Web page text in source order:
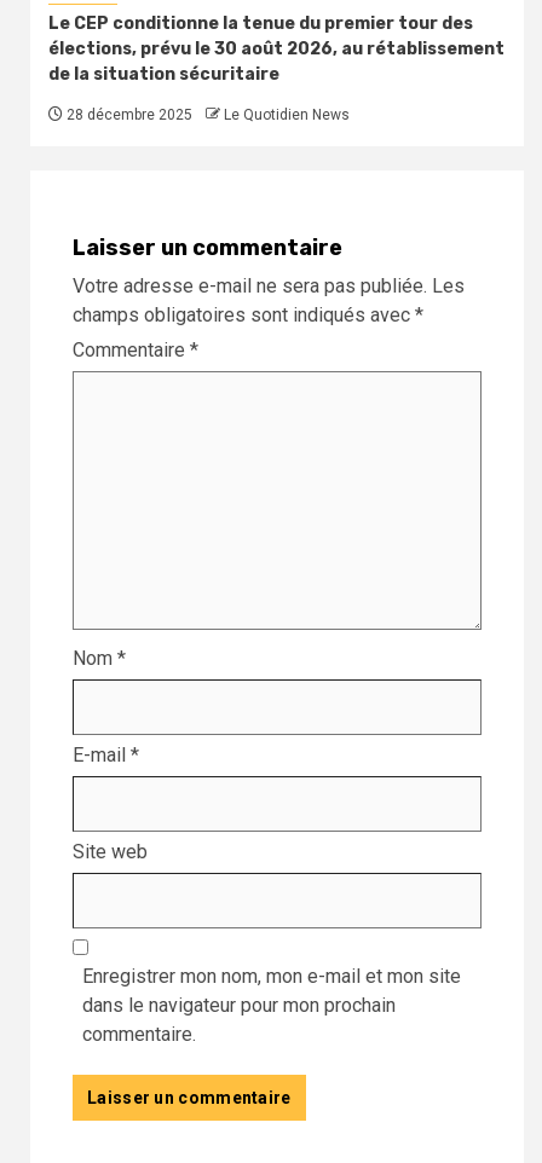
Le CEP conditionne la tenue du premier tour des
élections, prévu le 30 août 2026, au rétablissement
de la situation sécuritaire
28 décembre 2025 Le Quotidien News
Laisser un commentaire
Votre adresse e-mail ne sera pas publiée. Les
champs obligatoires sont indiqués avec *
Commentaire *
Nom *
E-mail *
Site web
Enregistrer mon nom, mon e-mail et mon site
dans le navigateur pour mon prochain
commentaire.